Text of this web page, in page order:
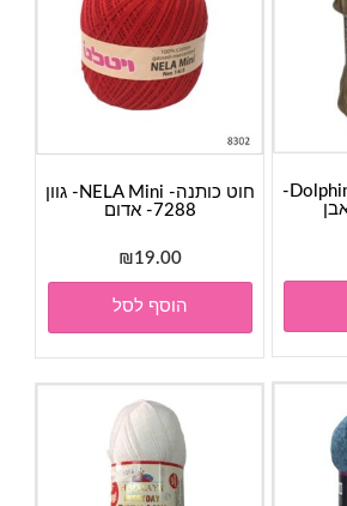
דולפין בייבי- Dolphin baby-
חוט כותנה- NELA Mini- גוון
7288- אדום
₪19.00
הוסף לסל